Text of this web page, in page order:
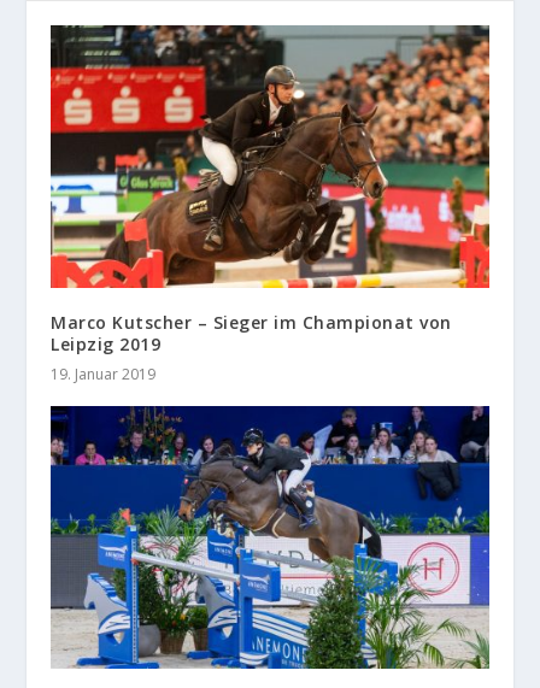
Marco Kutscher – Sieger im Championat von
Leipzig 2019
19. Januar 2019